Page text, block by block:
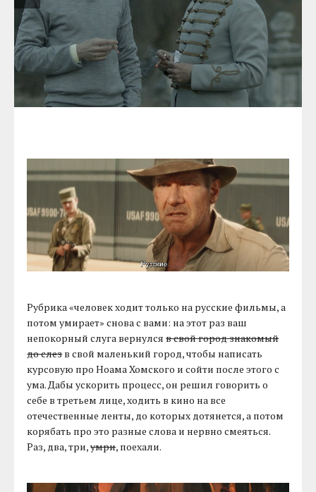
Рубрика «человек ходит только на русские фильмы, а
потом умирает» снова с вами: на этот раз ваш
непокорный слуга вернулсяв свой город знакомый
до слезв свой маленький город, чтобы написать
курсовую про Ноама Хомского и сойти после этого с
ума. Дабы ускорить процесс, он решил говорить о
себе в третьем лице, ходить в кино на все
отечественные ленты, до которых дотянется, а потом
корябать про это разные слова и нервно смеяться.
Раз, два, три,умри, поехали.